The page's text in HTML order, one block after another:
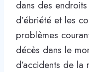
dans des
d’ébriété et les
problèmes
décès dans le
d’accidents de